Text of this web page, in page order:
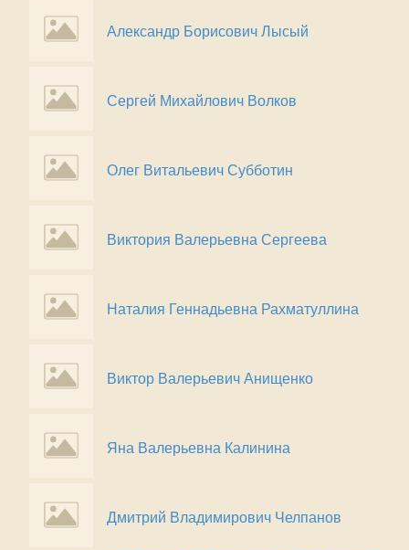
Александр Борисович Лысый
Сергей Михайлович Волков
Олег Витальевич Субботин
Виктория Валерьевна Сергеева
Наталия Геннадьевна Рахматуллина
Виктор Валерьевич Анищенко
Яна Валерьевна Калинина
Дмитрий Владимирович Челпанов